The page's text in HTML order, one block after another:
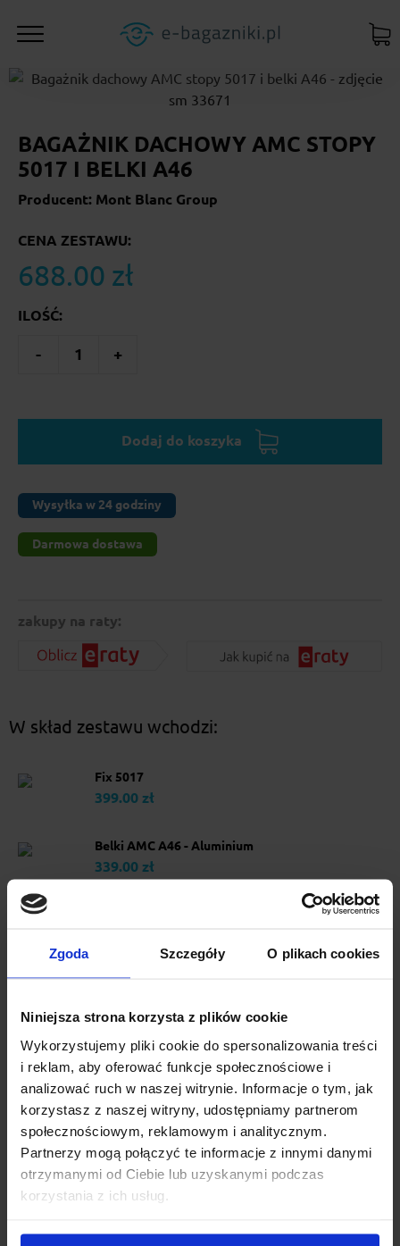
Zgoda Szczegóły O plikach cookies
Niniejsza strona korzysta z plików cookie
Wykorzystujemy pliki cookie do spersonalizowania treści
i reklam, aby oferować funkcje społecznościowe i
analizować ruch w naszej witrynie. Informacje o tym, jak
korzystasz z naszej witryny, udostępniamy partnerom
społecznościowym, reklamowym i analitycznym.
Partnerzy mogą połączyć te informacje z innymi danymi
otrzymanymi od Ciebie lub uzyskanymi podczas
korzystania z ich usług.
BAGAŻNIK DACHOWY AMC STOPY
5017 I BELKI A46
Producent: Mont Blanc Group
CENA ZESTAWU:
688.00 zł
ILOŚĆ:
- 1 +
Dodaj do koszyka
Wysyłka w 24 godziny
Darmowa dostawa
zakupy na raty:
W skład zestawu wchodzi:
Fix 5017
399.00 zł
Belki AMC A46 - Aluminium
339.00 zł
Opis produktu
Silver Line Inter Pack Aerodynamiczny, elegancki, dobrze
bardzo konkurencyjnej cenie. Możliwość montażu
akcesoriów za pomocą wsuwek. Zamek w standardzie. 75 kg
nośności 3 lata gwarancji !!!
Specyfikacja
DAEWOO
Matiz 5d hatchback (1997
Yaris 5d hatchback (1999